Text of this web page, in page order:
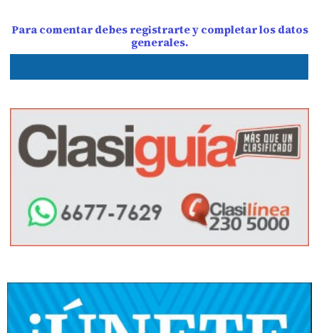
Para comentar debes registrarte y completar los datos
generales.